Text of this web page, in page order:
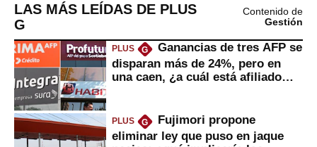
LAS MÁS LEÍDAS DE PLUS
G
Contenido de
Gestión
PLUS G
Ganancias de tres AFP se
disparan más de 24%, pero en
una caen, ¿a cuál está afiliado
PLUS G
Fujimori propone
eliminar ley que puso en jaque